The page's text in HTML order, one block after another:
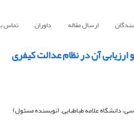
ارسال مقاله داوران تماس
آن در نظام عدالت کیفری
دانشگاه علامه طباطبایی. (نویسنده مسئول)